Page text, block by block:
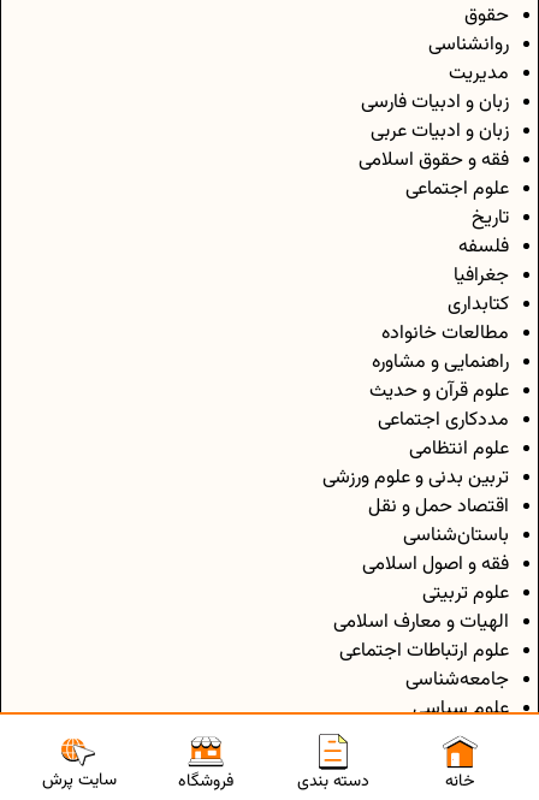
حقوق
روانشناسی
مدیریت
زبان و ادبیات فارسی
زبان و ادبیات عربی
فقه و حقوق اسلامی
علوم اجتماعی
تاریخ
فلسفه
جغرافیا
کتابداری
مطالعات خانواده
راهنمایی و مشاوره
علوم قرآن و حدیث
مددکاری اجتماعی
علوم انتظامی
تربین بدنی و علوم ورزشی
اقتصاد حمل و نقل
باستان‌شناسی
فقه و اصول اسلامی
علوم تربیتی
الهیات و معارف اسلامی
علوم ارتباطات اجتماعی
جامعه‌شناسی
علوم سیاسی
سایت پرش فروشگاه دسته بندی خانه